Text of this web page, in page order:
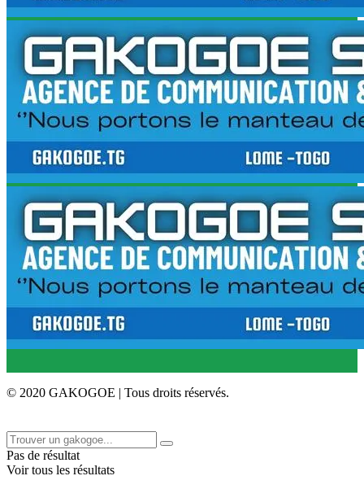
© 2020 GAKOGOE | Tous droits réservés.
Pas de résultat
Voir tous les résultats